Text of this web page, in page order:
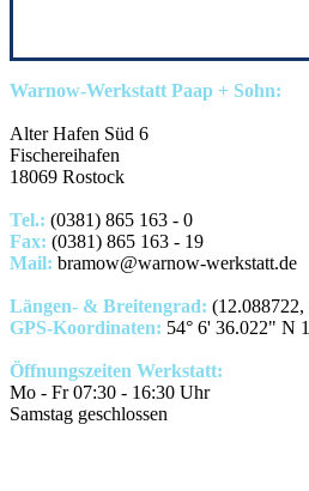
Warnow-Werkstatt Paap + Sohn:
Alter Hafen Süd 6
Fischereihafen
18069 Rostock
Tel.: (0381) 865 163 - 0
Fax: (0381) 865 163 - 19
Mail: bramow@warnow-werkstatt.de
Längen- & Breitengrad: (12.088722,
GPS-Koordinaten: 54° 6' 36.022" N
Öffnungszeiten Werkstatt:
Mo - Fr 07:30 - 16:30 Uhr
Samstag geschlossen